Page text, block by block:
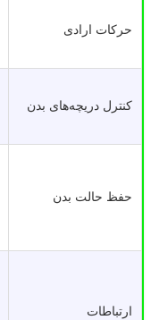
حرکات ارادی
کنترل دریچه‌های بدن
حفظ حالت بدن
ارتباطات